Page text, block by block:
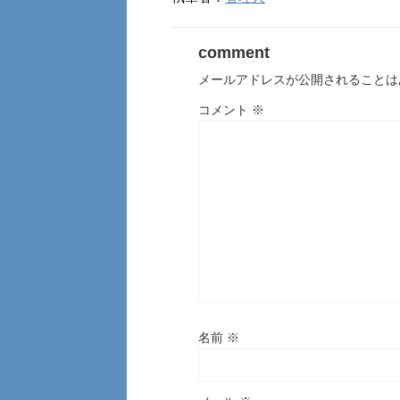
comment
メールアドレスが公開されること
コメント ※
名前 ※